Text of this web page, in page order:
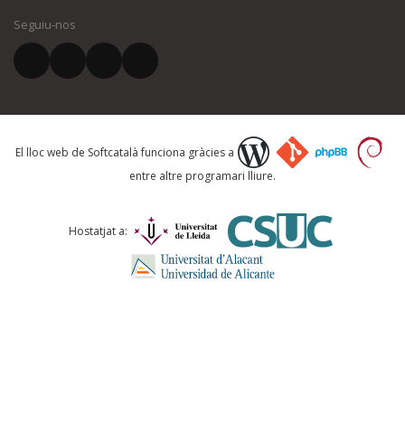
El vostre correu electrònic *
Què proposeu?
Comentari *
Seguiu-nos
El lloc web de Softcatalà funciona gràcies a
entre altre programari lliure.
Hostatjat a: